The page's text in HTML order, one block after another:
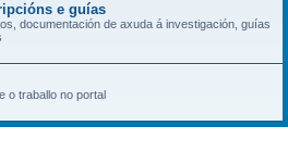
e guías
documentación de axuda á investigación, guías
o traballo no portal